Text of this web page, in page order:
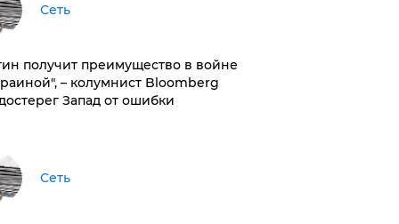
Сеть
получит преимущество в войне
– колумнист Bloomberg
Запад от ошибки
Сеть